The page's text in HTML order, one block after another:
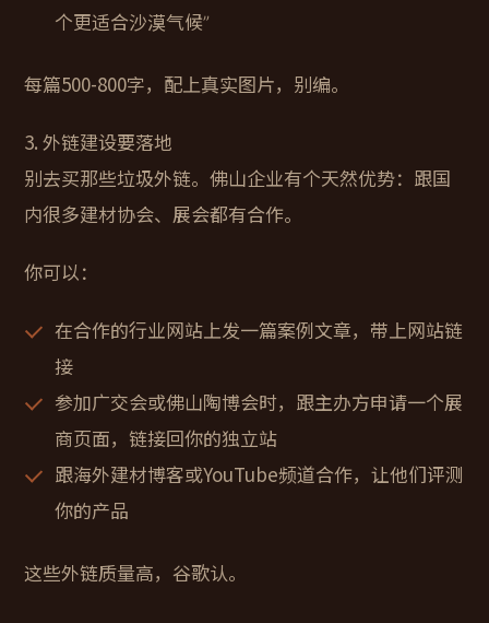
个更适合沙漠气候”
每篇500-800字，配上真实图片，别编。
3. 外链建设要落地
别去买那些垃圾外链。佛山企业有个天然优势：跟国
内很多建材协会、展会都有合作。
你可以：
在合作的行业网站上发一篇案例文章，带上网站链
接
参加广交会或佛山陶博会时，跟主办方申请一个展
商页面，链接回你的独立站
跟海外建材博客或YouTube频道合作，让他们评测
你的产品
这些外链质量高，谷歌认。